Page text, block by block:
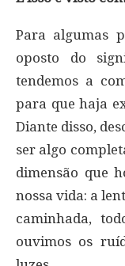
Para algumas
oposto do
tendemos a
para que haja
Diante disso,
ser algo
dimensão que
nossa vida: a
caminhada,
ouvimos os